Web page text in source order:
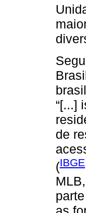
“[...]
de
(